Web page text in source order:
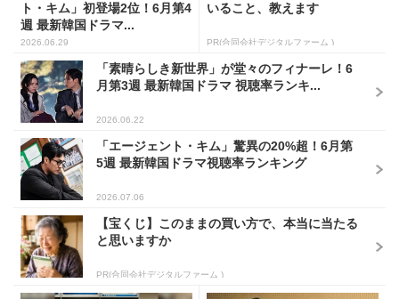
ト・キム」初登場2位！6月第4
週 最新韓国ドラマ...
2026.06.29
いること、教えます
PR(合同会社デジタルファーム )
「素晴らしき新世界」が堂々のフィナーレ！6
月第3週 最新韓国ドラマ 視聴率ランキ...
2026.06.22
「エージェント・キム」驚異の20%超！6月第
5週 最新韓国ドラマ視聴率ランキング
2026.07.06
【宝くじ】このままの買い方で、本当に当たる
と思いますか
PR(合同会社デジタルファーム )